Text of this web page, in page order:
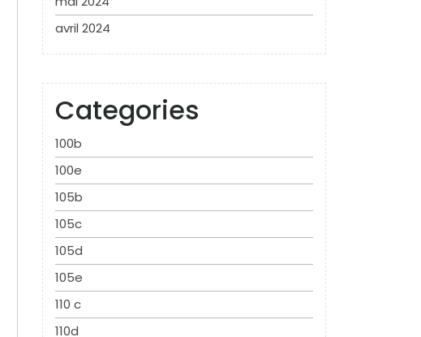
avril 2024
Categories
100b
100e
105b
105c
105d
105e
110 c
110d